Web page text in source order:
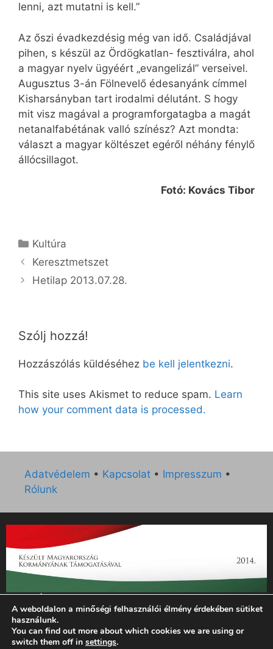
lenni, azt mutatni is kell.”
Az őszi évadkezdésig még van idő. Családjával
pihen, s készül az Ördögkatlan- fesztiválra, ahol
a magyar nyelv ügyéért „evangelizál” verseivel.
Augusztus 3-án Fölnevelő édesanyánk címmel
Kisharsányban tart irodalmi délutánt. S hogy
mit visz magával a programforgatagba a magát
netanalfabétának valló színész? Azt mondta:
választ a magyar költészet egéről néhány fénylő
állócsillagot.
Fotó: Kovács Tibor
Kategória
Kultúra
Keresztmetszet
Hetilap 2013.07.28.
Szólj hozzá!
Hozzászólás küldéséhez be kell jelentkezni.
This site uses Akismet to reduce spam. Learn
how your comment data is processed.
Adatvédelem • Kapcsolat • Impresszum •
Rólunk
„Az Új Ember katolikus hetilap 2014. évi működésének
támogatását az EGYH-KCP-14-P-0121 sz. támogatási
szerződés keretében 3 000 000 Ft összegben támogatta az
Emberi Erőforrások Minisztériuma.”
A weboldalon a minőségi felhasználói élmény érdekében sütiket
használunk.
You can find out more about which cookies we are using or
switch them off in settings.